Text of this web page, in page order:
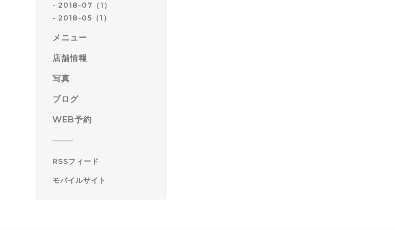
2018-07（1）
2018-05（1）
メニュー
店舗情報
写真
ブログ
WEB予約
RSSフィード
モバイルサイト